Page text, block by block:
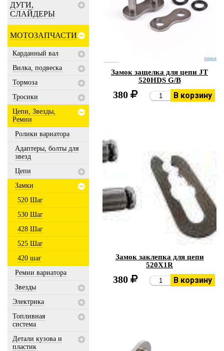
ДУГИ,
СЛАЙДЕРЫ
МОТОЗАПЧАСТИ
Карданный вал
Вилка, подвеска
Тормоза
Тросики
Цепи, Звезды,
Ремни
Ролики вариатора
Адаптеры, болты для
звезд
Цепи
Замки
520 Шаг
530 Шаг
428 Шаг
525 Шаг
420 шаг
Ремни вариатора
Звезды
Электрика
Топливная
система
Детали кузова и
пластик
Замок защелка для цепи JT
520HDS G/B
380 В корзину
Замок заклепка для цепи
520X1R
380 В корзину